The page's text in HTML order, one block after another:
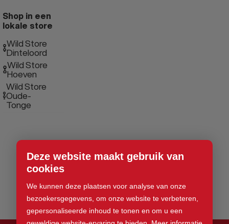
Deze website maakt gebruik van
cookies
We kunnen deze plaatsen voor analyse van onze
bezoekersgegevens, om onze website te verbeteren,
gepersonaliseerde inhoud te tonen en om u een
Shop in een
lokale store
Wild Store
Dinteloord
Wild Store
Hoeven
Wild Store
Oude-
Tonge